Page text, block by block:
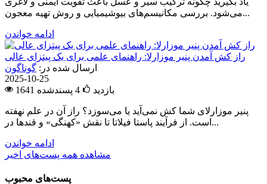
می‌شود. بررسی مکانیسم‌های بیوشیمیایی و روش تهیه معجون...
ادامه خواندن
راز کش آمدن پنیر موزارلا: راهنمای علمی برای یک پیتزای عالی
ارسال شده در: گوناگون
2025-10-25
1641 بازدید
4 پسندشده
پنیر موزارلای شما کش نمی‌آید یا می‌سوزد؟ راز آن در علم نهفته
است. از فرآیند پاستا فیلاتا تا نقش «کهنگی» و قندها در...
ادامه خواندن
مشاهده همه پست‌های اخیر
پست‌های محبوب